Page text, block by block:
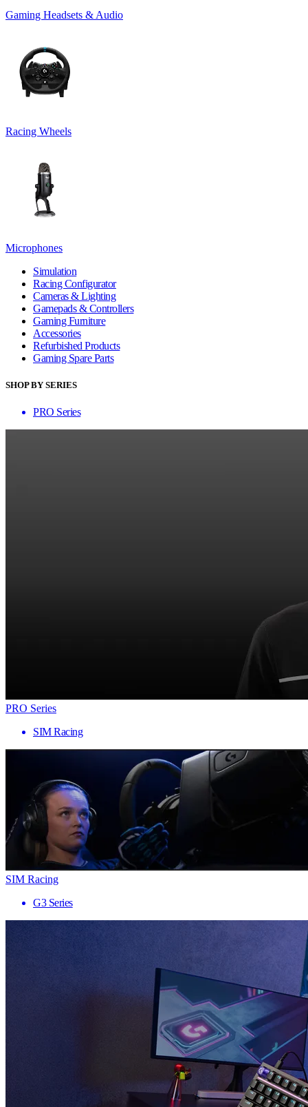
Gaming Headsets & Audio
Racing Wheels
Microphones
Simulation
Racing Configurator
Cameras & Lighting
Gamepads & Controllers
Gaming Furniture
Accessories
Refurbished Products
Gaming Spare Parts
SHOP BY SERIES
PRO Series
PRO Series
SIM Racing
SIM Racing
G3 Series